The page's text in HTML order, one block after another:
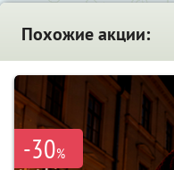
Похожие акции:
-30%